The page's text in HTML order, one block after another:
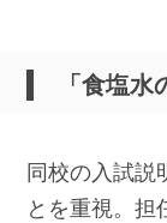
「食塩
同校の入試説
とを重視。担